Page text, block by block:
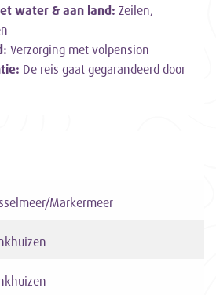
water & aan land: Zeilen,
Verzorging met volpension
De reis gaat gegarandeerd door
Markermeer